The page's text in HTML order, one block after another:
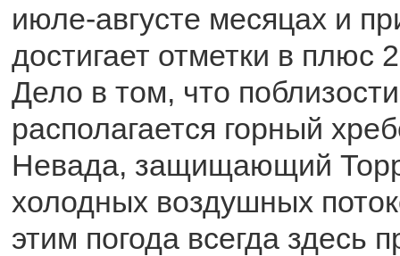
июле-августе месяцах и
достигает отметки в плюс
Дело в том, что
располагается горный
Невада, защищающий
холодных воздушных
этим погода всегда здесь